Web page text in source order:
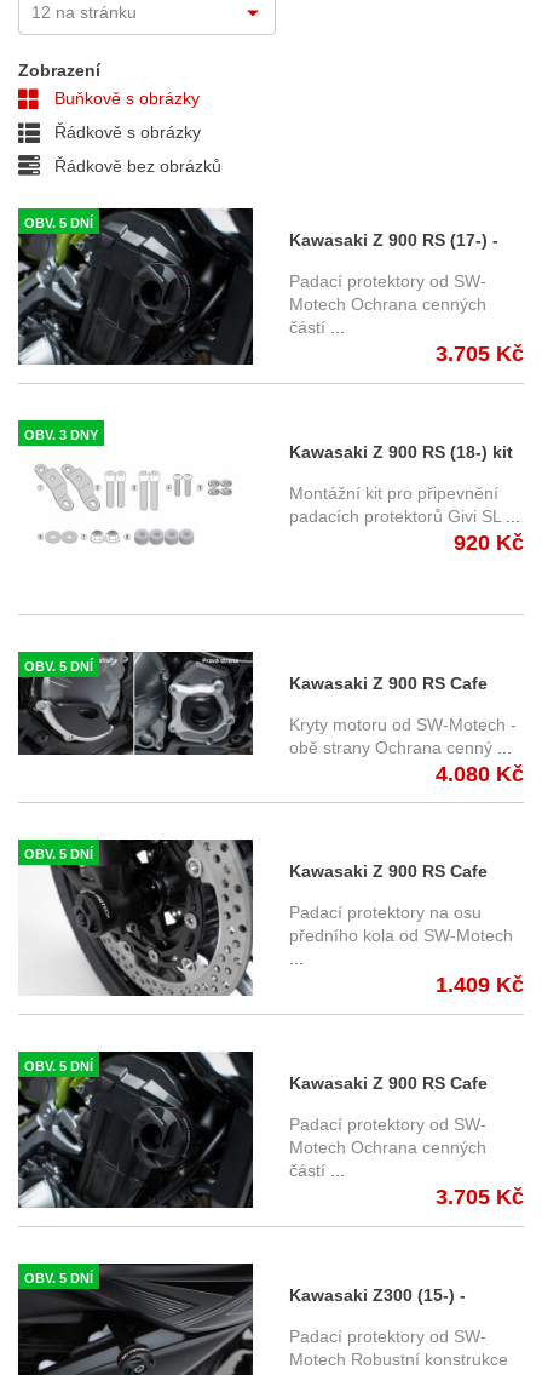
Zobrazení
Buňkově s obrázky
Řádkově s obrázky
Řádkově bez obrázků
OBV. 5 DNÍ
Kawasaki Z 900 RS (17-) -
padací protektory SW-
Motech
Padací protektory od SW-
Motech Ochrana cenných
částí
3.705 Kč
OBV. 3 DNY
Kawasaki Z 900 RS (18-) kit
pro montáž padacích
protektorů SLD4124KIT
Montážní kit pro připevnění
padacích protektorů Givi SL
920 Kč
OBV. 5 DNÍ
Kawasaki Z 900 RS Cafe
(18-) - kryty motoru, SW-
Motech
Kryty motoru od SW-Motech -
obě strany Ochrana cenný
4.080 Kč
OBV. 5 DNÍ
Kawasaki Z 900 RS Cafe
(18-) - padací protektory na
osu předního kola, SW-
Motech
Padací protektory na osu
předního kola od SW-Motech
1.409 Kč
OBV. 5 DNÍ
Kawasaki Z 900 RS Cafe
(18-) - padací protektory
SW-Motech
Padací protektory od SW-
Motech Ochrana cenných
částí
3.705 Kč
OBV. 5 DNÍ
Kawasaki Z300 (15-) -
padací protektory SW-
Motech, STP.07.590.10700/B
Padací protektory od SW-
Motech Robustní konstrukce